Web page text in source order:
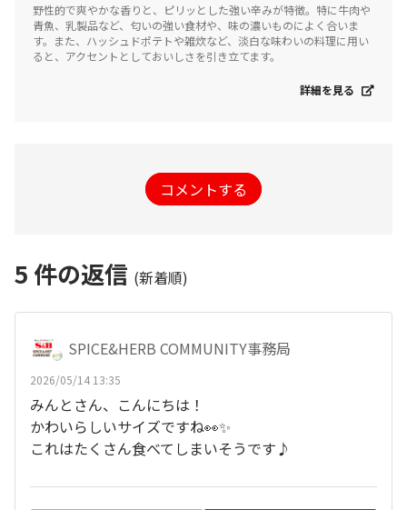
野性的で爽やかな香りと、ピリッとした強い辛みが特徴。特に牛肉や
青魚、乳製品など、匂いの強い食材や、味の濃いものによく合いま
す。また、ハッシュドポテトや雑炊など、淡白な味わいの料理に用い
ると、アクセントとしておいしさを引き立てます。
詳細を見る
コメントする
5 件の返信 (新着順)
SPICE&HERB COMMUNITY事務局
2026/05/14 13:35
みんとさん、こんにちは！
かわいらしいサイズですね👀✨
これはたくさん食べてしまいそうです♪